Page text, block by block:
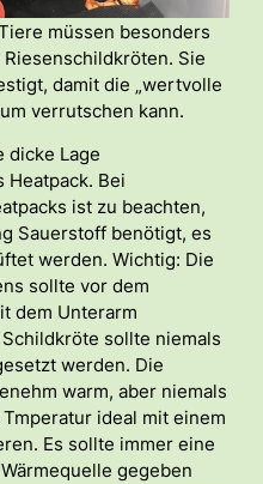
müssen besonders
Sie
damit die „wertvolle
verrutschen kann.
dicke Lage
Heatpack. Bei
ist zu beachten,
Sauerstoff benötigt, es
werden. Wichtig: Die
sollte vor dem
dem Unterarm
sollte niemals
werden. Die
warm, aber niemals
ideal mit einem
Es sollte immer eine
gegeben